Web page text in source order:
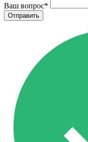
Ваш вопрос*